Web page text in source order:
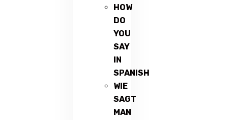
HOW
DO
YOU
SAY
IN
SPANISH
WIE
SAGT
MAN